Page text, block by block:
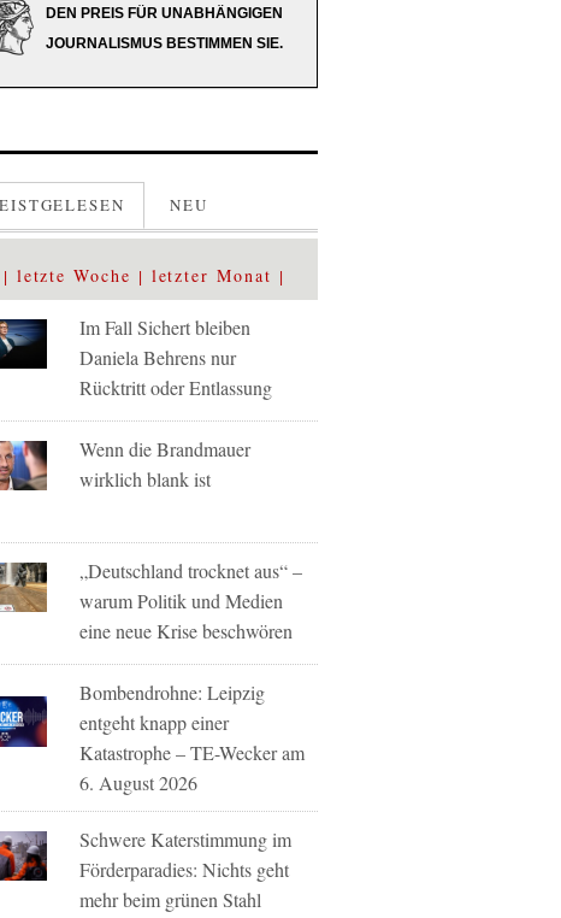
DEN PREIS FÜR UNABHÄNGIGEN
JOURNALISMUS BESTIMMEN SIE.
NEU
letzte Woche letzter Monat
Im Fall Sichert bleiben
Daniela Behrens nur
Rücktritt oder Entlassung
Wenn die Brandmauer
wirklich blank ist
„Deutschland trocknet aus“ –
warum Politik und Medien
eine neue Krise beschwören
Bombendrohne: Leipzig
entgeht knapp einer
Katastrophe – TE-Wecker am
6. August 2026
Schwere Katerstimmung im
Förderparadies: Nichts geht
mehr beim grünen Stahl